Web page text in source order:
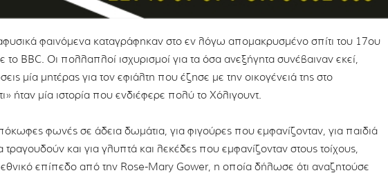
φαινόμενα καταγράφηκαν στο εν λόγω απομακρυσμένο σπίτι του 17ου
BBC. Οι πολλαπλοί ισχυρισμοί για τα όσα ανεξήγητα συνέβαιναν εκεί,
μία μητέρας για τον εφιάλτη που έζησε με την οικογένειά της στο
ήταν μία ιστορία που ενδιέφερε πολύ το Χόλιγουντ.
φωνές σε άδεια δωμάτια, για φιγούρες που εμφανίζονταν, για παιδιά
και για γλυπτά και λεκέδες που εμφανίζονταν στους τοίχους,
εθνικό επίπεδο από την Rose-Mary Gower, η οποία δήλωσε ότι αναζητούσε